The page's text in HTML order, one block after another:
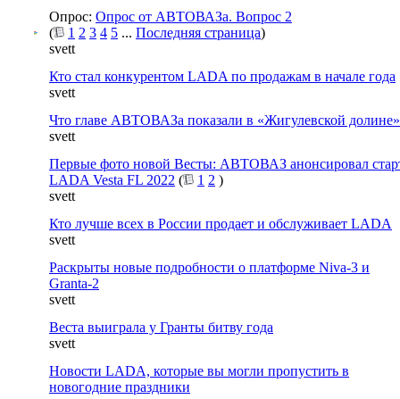
Опрос: Опрос от АВТОВАЗа. Вопрос 2
(
1 2 3 4 5 ... Последняя страница)
svett
Кто стал конкурентом LADA по продажам в начале года
svett
Что главе АВТОВАЗа показали в «Жигулевской долине»
svett
Первые фото новой Весты: АВТОВАЗ анонсировал
LADA Vesta FL 2022 ( 1 2 )
svett
Кто лучше всех в России продает и обслуживает LADA
svett
Раскрыты новые подробности о платформе Niva-3 и
Granta-2
svett
Веста выиграла у Гранты битву года
svett
Новости LADA, которые вы могли пропустить в
новогодние праздники